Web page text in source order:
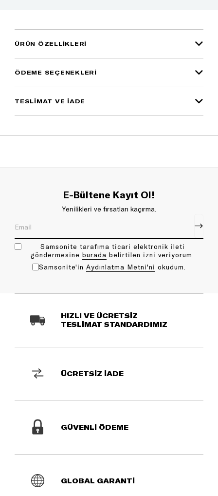
ÜRÜN ÖZELLIKLERI
ÖDEME SEÇENEKLERI
TESLİMAT VE İADE
E-Bültene Kayıt Ol!
Yenilikleri ve fırsatları kaçırma.
Samsonite tarafıma ticari elektronik ileti
göndermesine bu rada belirtilen izni veriyorum.
Samsonite'in Aydınlatma Metni'ni okudum.
HIZLI VE ÜCRETSİZ
TESLİMAT STANDARDIMIZ
ÜCRETSİZ İADE
GÜVENLİ ÖDEME
GLOBAL GARANTİ